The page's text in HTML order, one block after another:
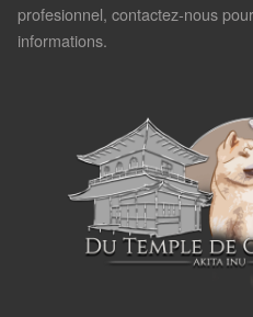
profesionnel, contactez-nous
informations.